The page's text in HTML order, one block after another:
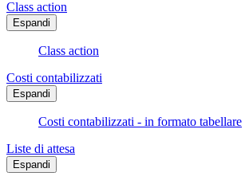
Class action
Espandi
Class action
Costi contabilizzati
Espandi
Costi contabilizzati - in formato tabellare
Liste di attesa
Espandi